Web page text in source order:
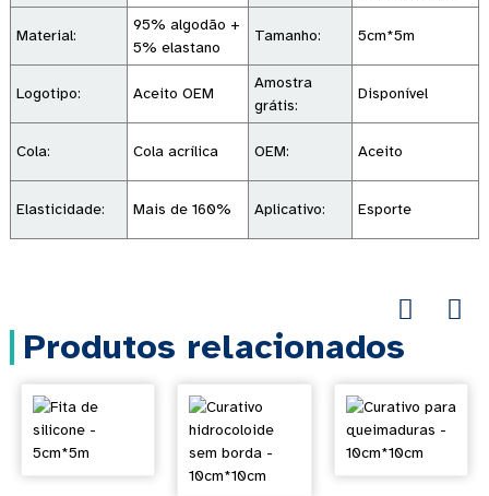
Material:
95% algodão +
5% elastano
Tamanho: 5cm*5m
Logotipo: Aceito OEM
Amostra
grátis:
Disponível
Cola: Cola acrílica OEM: Aceito
Elasticidade: Mais de 160% Aplicativo: Esporte
Produtos relacionados